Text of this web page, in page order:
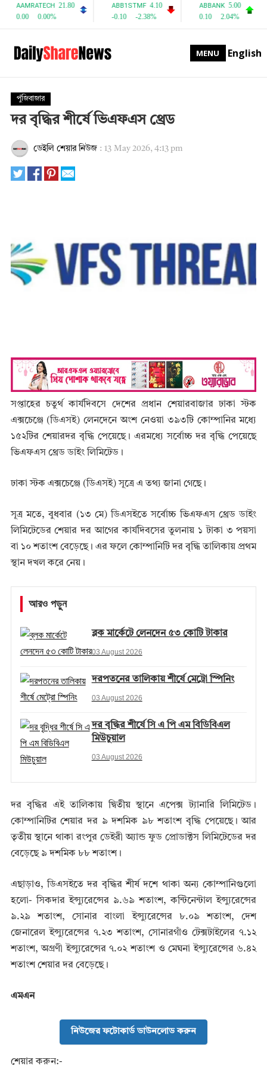
MENU English
পুঁজিবাজার
দর বৃদ্ধির শীর্ষে ভিএফএস থ্রেড
ডেইলি শেয়ার নিউজ: 13 May 2026, 4:13 pm
সপ্তাহের চতুর্থ কার্যদিবসে দেশের প্রধান শেয়ারবাজার ঢাকা স্টক
এক্সচেঞ্জে (ডিএসই) লেনদেনে অংশ নেওয়া ৩৯৩টি কোম্পানির মধ্যে
১৫২টির শেয়ারদর বৃদ্ধি পেয়েছে। এরমধ্যে সর্বোচ্চ দর বৃদ্ধি পেয়েছে
ভিএফএস থ্রেড ডাইং লিমিটেড।
ঢাকা স্টক এক্সচেঞ্জে (ডিএসই) সূত্রে এ তথ্য জানা গেছে।
সূত্র মতে, বুধবার (১৩ মে) ডিএসইতে সর্বোচ্চ ভিএফএস থ্রেড ডাইং
লিমিটেডের শেয়ার দর আগের কার্যদিবসের তুলনায় ১ টাকা ৩ পয়সা
বা ১০ শতাংশ বেড়েছে। এর ফলে কোম্পানিটি দর বৃদ্ধি তালিকায় প্রথম
স্থান দখল করে নেয়।
আরও পড়ুন
ব্লক মার্কেটে লেনদেন ৫৩ কোটি টাকার
03 August 2026
দরপতনের তালিকায় শীর্ষে মেট্রো স্পিনিং
03 August 2026
দর বৃদ্ধির শীর্ষে সি এ পি এম বিডিবিএল
মিউচুয়াল
03 August 2026
দর বৃদ্ধির এই তালিকায় দ্বিতীয় স্থানে এপেক্স ট্যানারি লিমিটেড।
কোম্পানিটির শেয়ার দর ৯ দশমিক ৯৮ শতাংশ বৃদ্ধি পেয়েছে। আর
তৃতীয় স্থানে থাকা রংপুর ডেইরী অ্যান্ড ফুড প্রোডাক্টস লিমিটেডের দর
বেড়েছে ৯ দশমিক ৮৮ শতাংশ।
এছাড়াও, ডিএসইতে দর বৃদ্ধির শীর্ষ দশে থাকা অন্য কোম্পানিগুলো
হলো- সিকদার ইন্স্যুরেন্সের ৯.৬৯ শতাংশ, কন্টিনেন্টাল ইন্স্যুরেন্সের
৯.২৯ শতাংশ, সোনার বাংলা ইন্স্যুরেন্সের ৮.০৯ শতাংশ, দেশ
জেনারেল ইন্স্যুরেন্সের ৭.২৩ শতাংশ, সোনারগাঁও টেক্সটাইলের ৭.১২
শতাংশ, অগ্রণী ইন্স্যুরেন্সের ৭.০২ শতাংশ ও মেঘনা ইন্স্যুরেন্সের ৬.৪২
শতাংশ শেয়ার দর বেড়েছে।
এমএন
নিউজের ফটোকার্ড ডাউনলোড করুন
শেয়ার করুন:-